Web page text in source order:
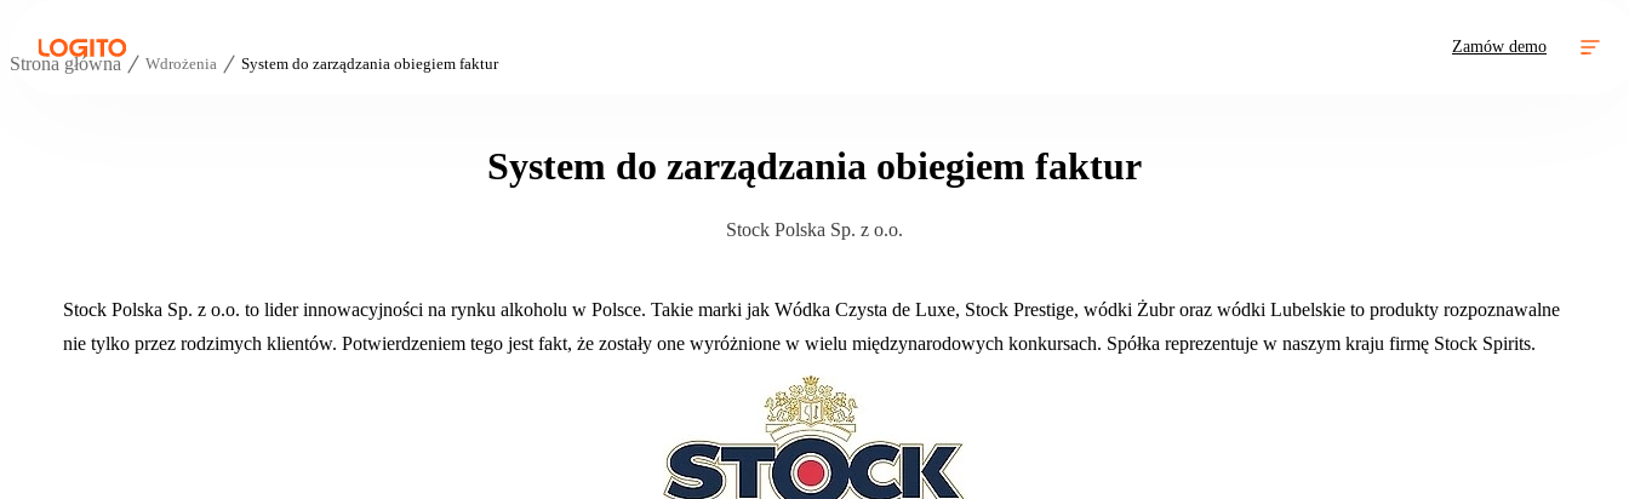
Zamów demo
Strona główna Wdrożenia System do zarządzania obiegiem faktur
System do zarządzania obiegiem faktur
Stock Polska Sp. z o.o.
Stock Polska Sp. z o.o. to lider innowacyjności na rynku alkoholu w Polsce. Takie marki jak Wódka Czysta de Luxe, Stock Prestige, wódki Żubr oraz wódki Lubelskie to produkty rozpoznawalne
nie tylko przez rodzimych klientów. Potwierdzeniem tego jest fakt, że zostały one wyróżnione w wielu międzynarodowych konkursach. Spółka reprezentuje w naszym kraju firmę Stock Spirits.